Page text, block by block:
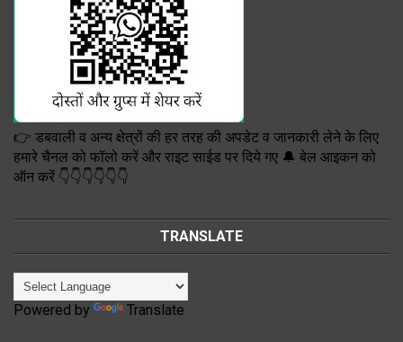
👉 डबवाली व अन्य क्षेत्रों की हर तरह की अपडेट व जानकारी लेने के लिए
हमारे चैनल को फॉलो करें और राइट साईड पर दिये गए 🔔 बेल आइकन को
ऑन करें 👇👇👇👇👇👇
TRANSLATE
Powered by Translate